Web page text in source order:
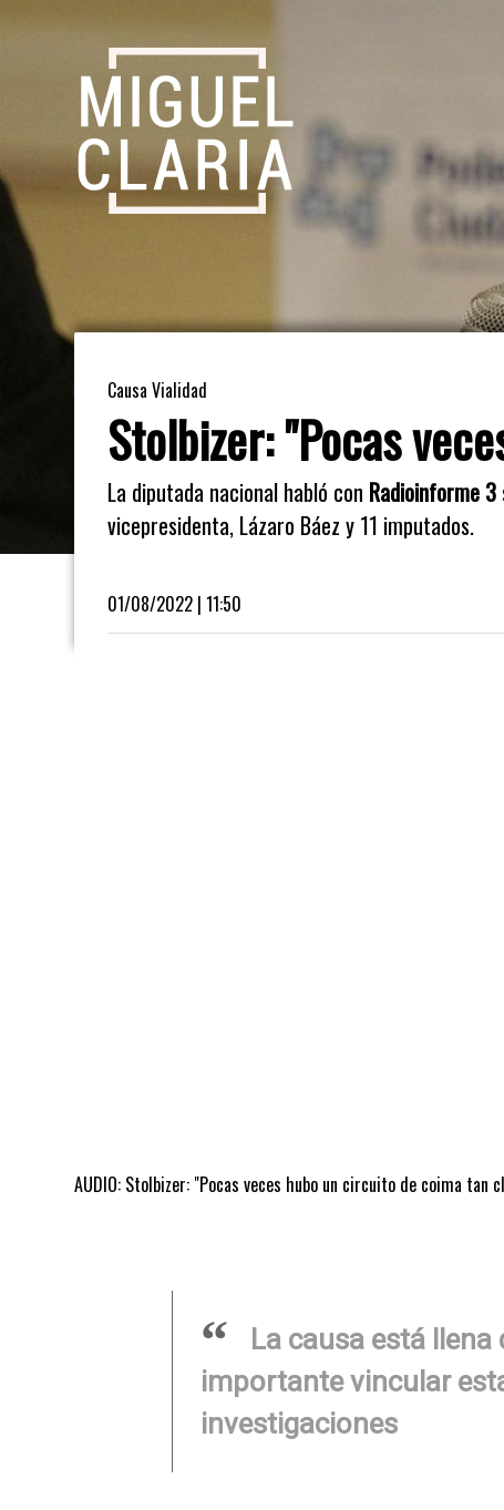
Causa Vialidad
Stolbizer: "Pocas
La diputada nacional habló con Radioinforme 3
vicepresidenta, Lázaro Báez y 11 imputados.
01/08/2022 | 11:50
AUDIO: Stolbizer: "Pocas veces hubo un circuito de coima tan
La causa está
importante vincular
investigaciones